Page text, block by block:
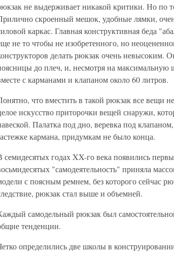
не выдерживает никакой критики. Но по
скроенный мешок, удобные лямки,
каркас. Главная конструктивная беда
не то чтобы не изобретенного, но
делать рюкзак очень невысоким.
до плеч, и, несмотря на
с карманами и клапаном около 60 литров.
что вместить в такой рюкзак все вещи
искусство приторочки вещей снаружи,
Палатка под дно, веревка под
кармана, придумкам не было конца.
семидесятых годах XX-го века появились
"самодеятельность" приняла
с поясным ремнем, без которого сейчас
рюкзак стал выше и объемней.
самодельный рюкзак был
тенденции.
определились две школы в